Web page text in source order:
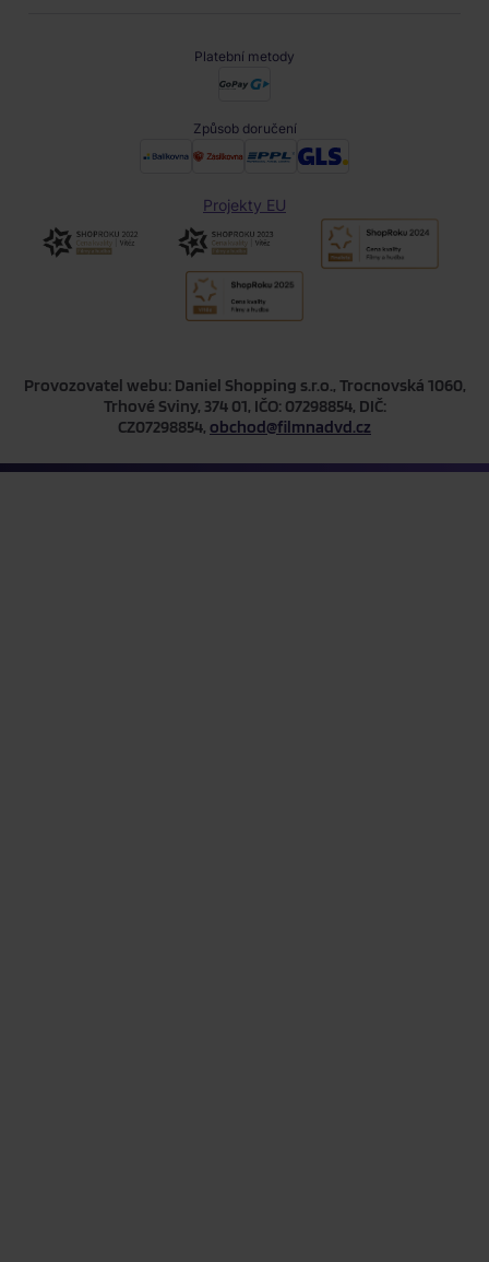
Platební metody
Způsob doručení
Projekty EU
Provozovatel webu: Daniel Shopping s.r.o., Trocnovská 1060,
Trhové Sviny, 374 01, IČO: 07298854, DIČ:
CZ07298854, obchod@filmnadvd.cz